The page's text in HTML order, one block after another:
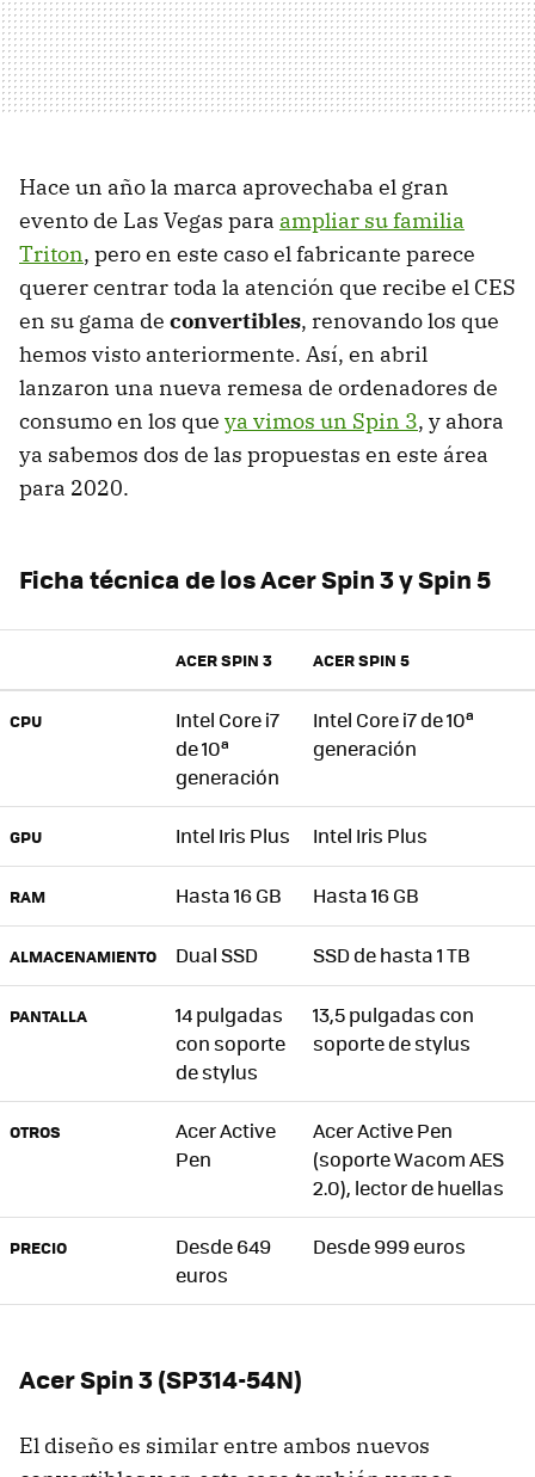
Hace un año la marca aprovechaba el gran
evento de Las Vegas para ampliar su familia
Triton, pero en este caso el fabricante parece
querer centrar toda la atención que recibe el CES
en su gama de convertibles, renovando los que
hemos visto anteriormente. Así, en abril
lanzaron una nueva remesa de ordenadores de
consumo en los que ya vimos un Spin 3, y ahora
ya sabemos dos de las propuestas en este área
para 2020.
Ficha técnica de los Acer Spin 3 y Spin 5
ACER SPIN 3 ACER SPIN 5
CPU
Intel Core i7
de 10ª
generación
Intel Core i7 de 10ª
generación
GPU Intel Iris Plus Intel Iris Plus
RAM Hasta 16 GB Hasta 16 GB
ALMACENAMIENTO Dual SSD SSD de hasta 1 TB
PANTALLA
14 pulgadas
con soporte
de stylus
13,5 pulgadas con
soporte de stylus
OTROS
Acer Active
Pen
Acer Active Pen
(soporte Wacom AES
2.0), lector de huellas
PRECIO
Desde 649
euros
Desde 999 euros
Acer Spin 3 (SP314-54N)
El diseño es similar entre ambos nuevos